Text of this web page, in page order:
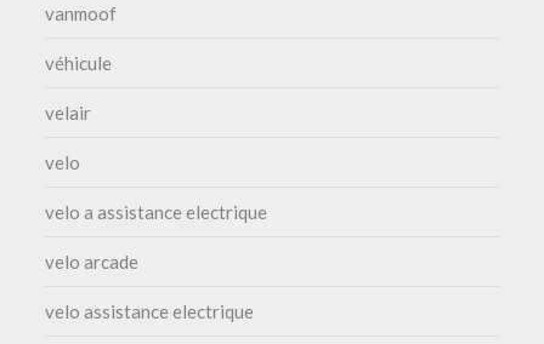
vanmoof
véhicule
velair
velo
velo a assistance electrique
velo arcade
velo assistance electrique